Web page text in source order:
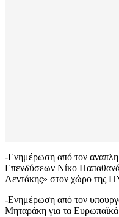
-Ενημέρωση από τον
Επενδύσεων Νίκο
Λεντάκης» στον χώρο της
-Ενημέρωση από τον
Μηταράκη για τα